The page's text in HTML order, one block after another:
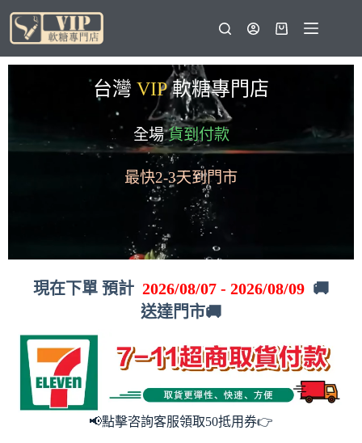
台灣 VIP 軟糖專門店
全場 貨到付款
最快2-3天到門市
現在下單 預計 2026/08/07 - 2026/08/09 🚚
送達門市🚚
📢點擊咨詢客服領取50抵用券👉